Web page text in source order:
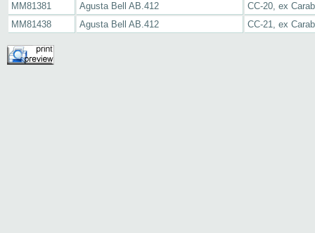
MM81381
Agusta Bell AB.412
CC-20, ex
MM81438
Agusta Bell AB.412 CC-21, ex